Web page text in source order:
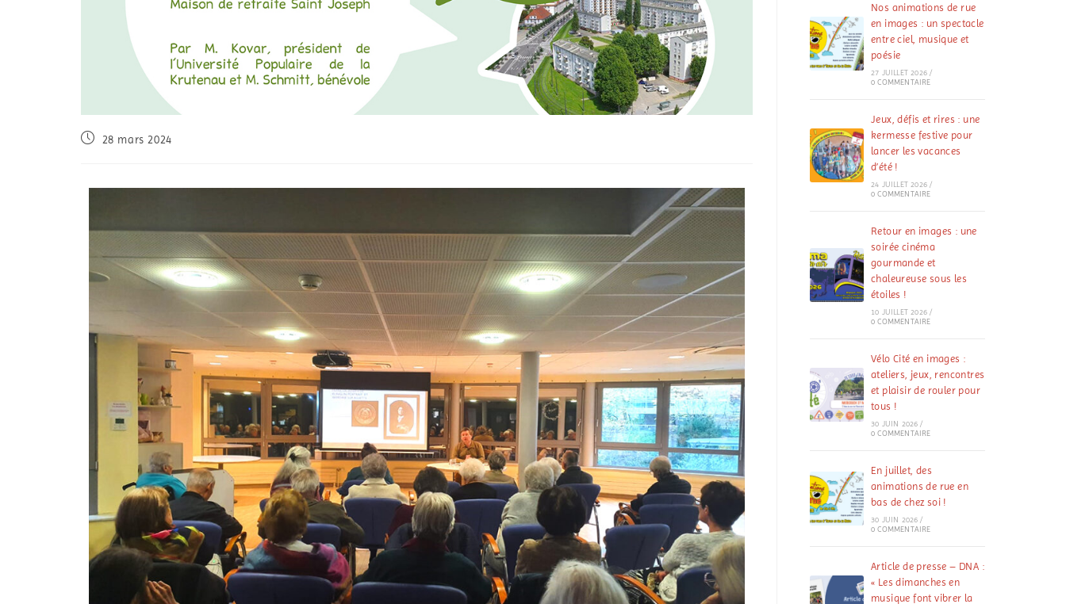
28 mars 2024
Nos animations de rue
en images : un spectacle
entre ciel, musique et
poésie
27 JUILLET 2026 /
0 COMMENTAIRE
Jeux, défis et rires : une
kermesse festive pour
lancer les vacances
d’été !
24 JUILLET 2026 /
0 COMMENTAIRE
Retour en images : une
soirée cinéma
gourmande et
chaleureuse sous les
étoiles !
10 JUILLET 2026 /
0 COMMENTAIRE
Vélo Cité en images :
ateliers, jeux, rencontres
et plaisir de rouler pour
tous !
30 JUIN 2026 /
0 COMMENTAIRE
En juillet, des
animations de rue en
bas de chez soi !
30 JUIN 2026 /
0 COMMENTAIRE
Article de presse – DNA :
« Les dimanches en
musique font vibrer la